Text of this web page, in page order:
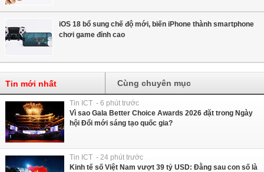
iOS 18 bổ sung chế độ mới, biến iPhone thành smartphone
chơi game đỉnh cao
Tin mới nhất Cùng chuyên mục
Tin ICT - 6 phút trước
Vì sao Gala Better Choice Awards 2026 đặt trong Ngày
hội Đổi mới sáng tạo quốc gia?
Tin ICT - 24 phút trước
Kinh tế số Việt Nam vượt 39 tỷ USD: Đằng sau con số là